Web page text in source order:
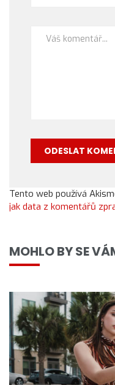
Tento web používá
jak data z komentářů
MOHLO BY SE